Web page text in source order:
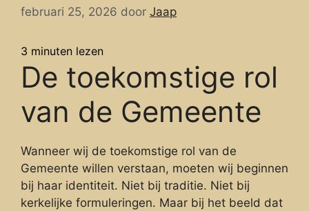
februari 25, 2026 door Jaap
3 minuten lezen
De toekomstige rol
van de Gemeente
Wanneer wij de toekomstige rol van de
Gemeente willen verstaan, moeten wij beginnen
bij haar identiteit. Niet bij traditie. Niet bij
kerkelijke formuleringen. Maar bij het beeld dat